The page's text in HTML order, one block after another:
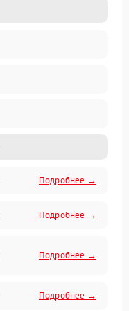
Подробнее →
Подробнее →
Подробнее →
Подробнее →